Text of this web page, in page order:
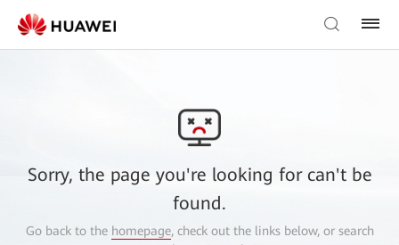
Sorry, the page you're looking for can't be
found.
Go back to the homepage, check out the links below, or search